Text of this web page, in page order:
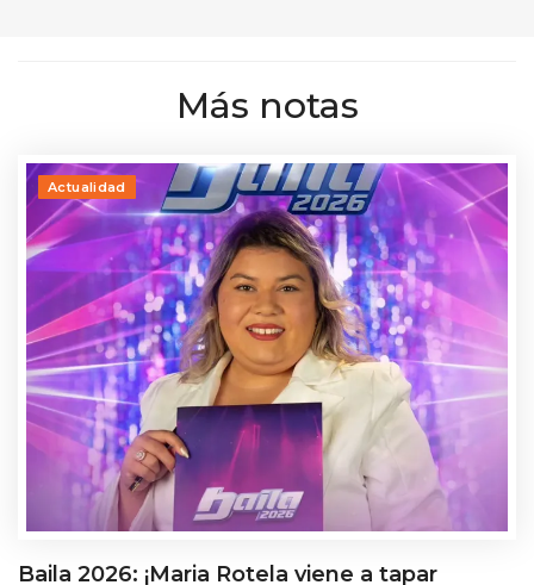
Más notas
Actualidad
Baila 2026: ¡Maria Rotela viene a tapar